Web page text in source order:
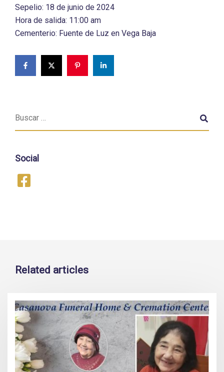
Sepelio: 18 de junio de 2024
Hora de salida: 11:00 am
Cementerio: Fuente de Luz en Vega Baja
Social
Related articles